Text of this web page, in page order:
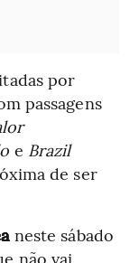
por
passagens
e Brazil
de ser
neste sábado
não vai